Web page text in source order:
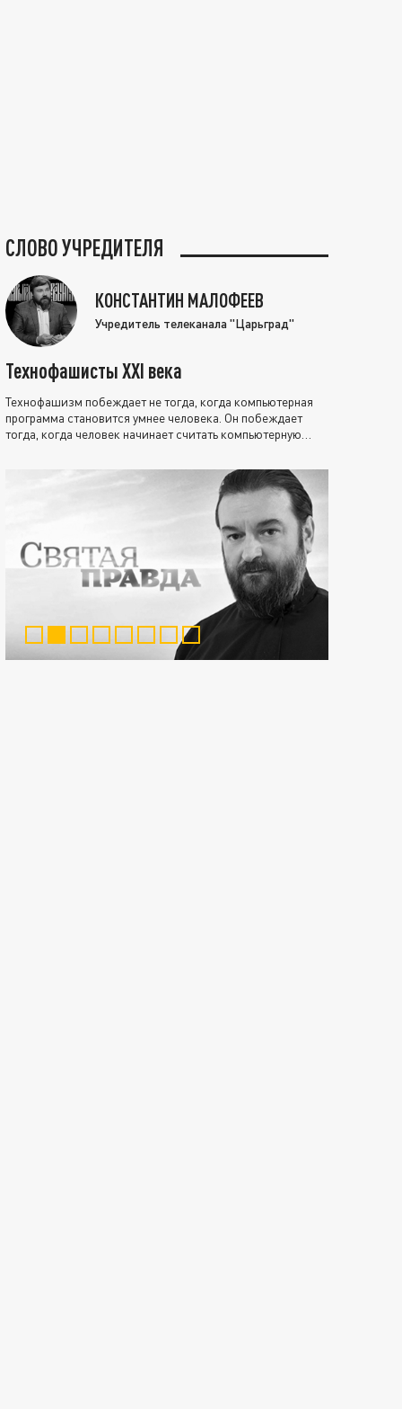
СЛОВО УЧРЕДИТЕЛЯ
КОНСТАНТИН МАЛОФЕЕВ
Учредитель телеканала "Царьград"
Технофашисты XXI века
Технофашизм побеждает не тогда, когда компьютерная
программа становится умнее человека. Он побеждает
тогда, когда человек начинает считать компьютерную